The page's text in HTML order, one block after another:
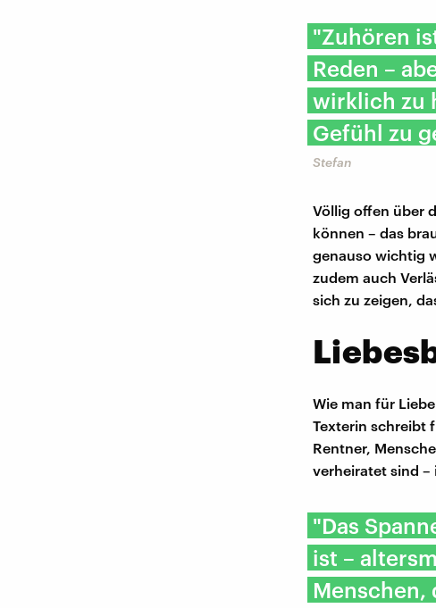
"Zuhören
Reden –
wirklich zu
Gefühl zu
Stefan
Völlig offen über
können – das
genauso wichtig
zudem auch
sich zu zeigen,
Wie man für
Texterin schreibt
Rentner,
verheiratet sind
"Das
ist –
Menschen,